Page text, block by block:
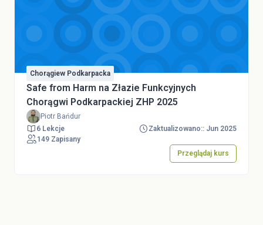
Chorągiew Podkarpacka
Safe from Harm na Złazie Funkcyjnych
Chorągwi Podkarpackiej ZHP 2025
Piotr Bańdur
6 Lekcje
Zaktualizowano:: Jun 2025
149 Zapisany
Przeglądaj kurs